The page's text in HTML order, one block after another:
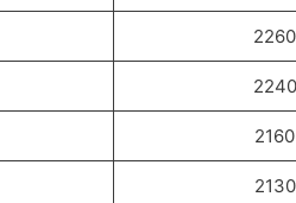
2260
2240
2160
2130